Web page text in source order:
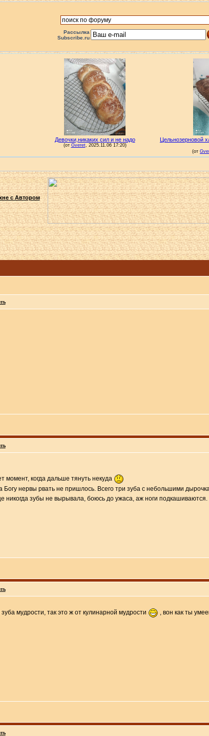
Рассылка
Subscribe.ru
с Автором
когда дальше тянуть некуда
Богу нервы рвать не пришлось. Всего три зуба с небольшими
никогда зубы не вырывала, боюсь до ужаса, аж ноги подкашиваются.
мудрости, так это ж от кулинарной мудрости
, вон как ты